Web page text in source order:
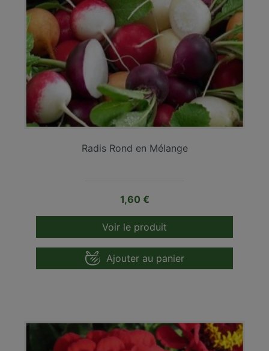
Radis Rond en Mélange
Prix
1,60 €
Voir le produit
Ajouter au panier